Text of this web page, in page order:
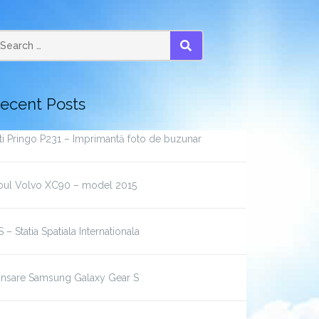
SEARCH
Posts
Pringo P231 – Imprimantă foto de buzunar
Volvo XC90 – model 2015
– Statia Spatiala Internationala
Samsung Galaxy Gear S